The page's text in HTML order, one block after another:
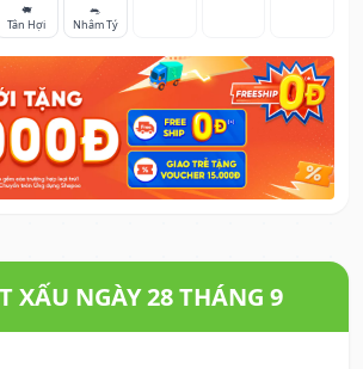
🐖
Tân Hợi
🐀
Nhâm Tý
XẤU NGÀY 28 THÁNG 9